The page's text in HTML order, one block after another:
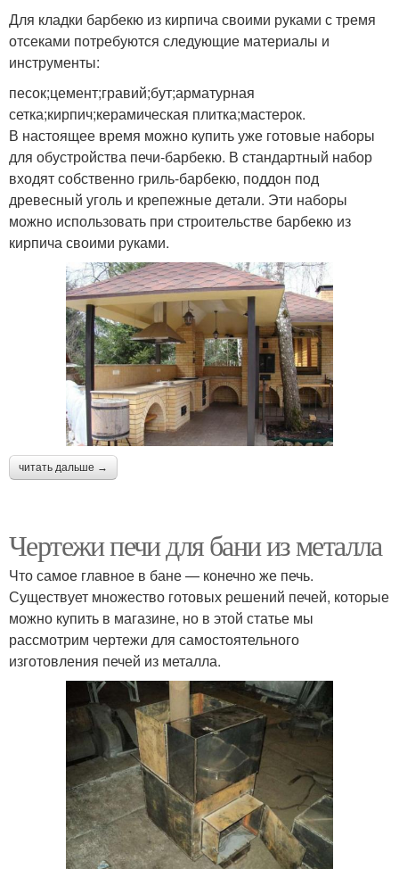
Для кладки барбекю из кирпича своими руками с тремя
отсеками потребуются следующие материалы и
инструменты:
песок;цемент;гравий;бут;арматурная
сетка;кирпич;керамическая плитка;мастерок.
В настоящее время можно купить уже готовые наборы
для обустройства печи-барбекю. В стандартный набор
входят собственно гриль-барбекю, поддон под
древесный уголь и крепежные детали. Эти наборы
можно использовать при строительстве барбекю из
кирпича своими руками.
читать дальше →
Чертежи печи для бани из металла
Что самое главное в бане — конечно же печь.
Существует множество готовых решений печей, которые
можно купить в магазине, но в этой статье мы
рассмотрим чертежи для самостоятельного
изготовления печей из металла.